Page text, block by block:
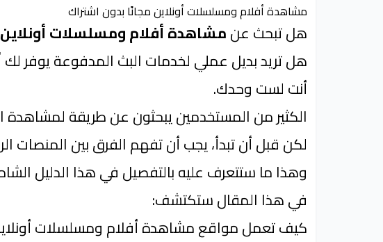
مشاهدة أفلام ومسلسلات أونلاين مجانًا بدون اشتراك
هل تبحث عنمشاهدة أفلام ومسلسلات أونلاين
هل تريد بديل عملي لخدمات البث المدفوعة يوفر
أنت لست وحدك.
الكثير من المستخدمين يبحثون عن طريقة لمشاهدة
لكن قبل أن تبدأ، يجب أن تفهم الفرق بين المنصات
وهذا ما ستتعرف عليه بالتفصيل في هذا الدليل
في هذا المقال ستكتشف:
كيف تعمل مواقع مشاهدة أفلام ومسلسلات